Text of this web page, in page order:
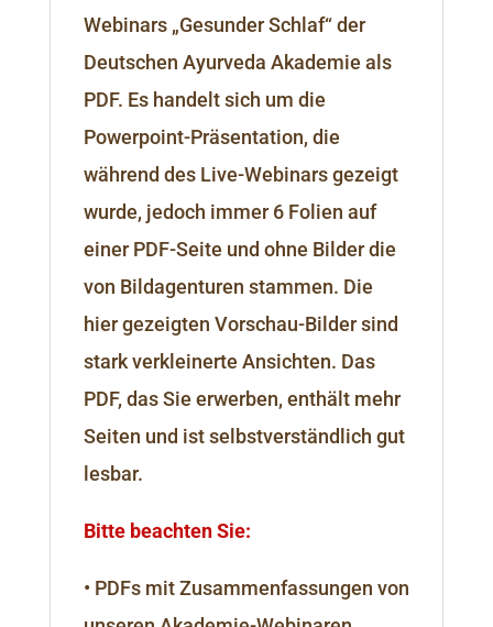
Webinars „Gesunder Schlaf“ der
Deutschen Ayurveda Akademie als
PDF. Es handelt sich um die
Powerpoint-Präsentation, die
während des Live-Webinars gezeigt
wurde, jedoch immer 6 Folien auf
einer PDF-Seite und ohne Bilder die
von Bildagenturen stammen. Die
hier gezeigten Vorschau-Bilder sind
stark verkleinerte Ansichten. Das
PDF, das Sie erwerben, enthält mehr
Seiten und ist selbstverständlich gut
lesbar.
Bitte beachten Sie:
• PDFs mit Zusammenfassungen von